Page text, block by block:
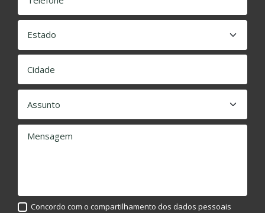
Cidade
Mensagem
Concordo com o compartilhamento dos dados pessoais